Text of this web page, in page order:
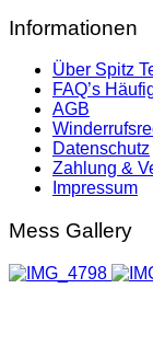
Informationen
Über Spitz
FAQ’s
AGB
Datenschutz
Zahlung &
Impressum
Mess Gallery